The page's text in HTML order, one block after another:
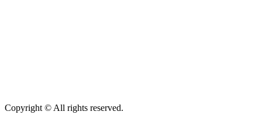
Copyright © All rights reserved.